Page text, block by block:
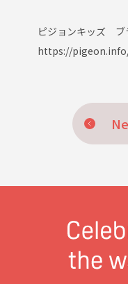
ピジョンキッズ ブ
https://